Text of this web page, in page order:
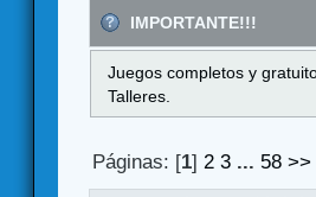
IMPORTANTE!!!
Juegos completos y
Talleres.
Páginas: [1] 2 3 ... 58 >>